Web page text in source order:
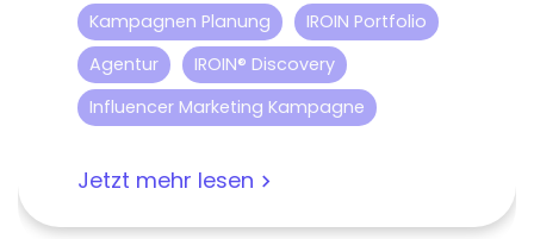
Kampagnen Planung
IROIN Portfolio
Agentur
IROIN® Discovery
Influencer Marketing Kampagne
Jetzt mehr lesen